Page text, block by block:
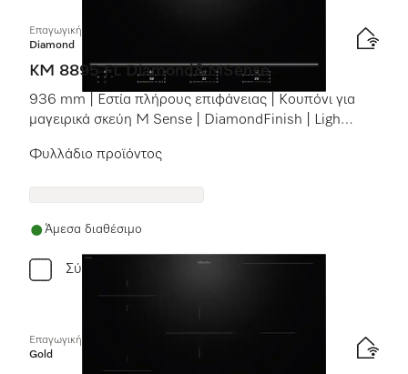
Επαγωγική εστία με χειριστήρια επί της συσκευής
Diamond
KM 8895 FL Diamond&MSense
936 mm | Εστία πλήρους επιφάνειας | Κουπόνι για
μαγειρικά σκεύη M Sense | DiamondFinish | Light
Φυλλάδιο προϊόντος
Άμεσα διαθέσιμο
Σύγκριση
Επαγωγική εστία με χειριστήρια επί της συσκευής
Gold